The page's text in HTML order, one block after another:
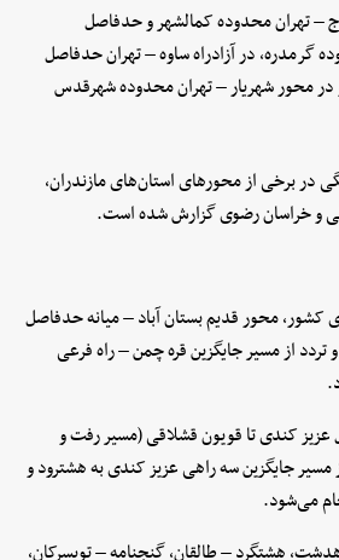
– تهران محدوده کمالشهر و حدفاصل
گرمدره، در آزادراه ساوه – تهران حدفاصل
در محور شهریار – تهران محدوده شهرقدس
در برخی از محورهای استان‌های مازندران،
و خراسان رضوی گزارش شده است.
کشور، محور قدیم بستان آباد – میانه حدفاصل
تردد از مسیر جایگزین قره چمن – راه فرعی
عزیز کندی تا قویون قشلاقی (مسیر رفت و
جایگزین سه راهی عزیز کندی به هشترود و
می‌شود.
هشتگرد – طالقان، گنجنامه – تویسرکان،